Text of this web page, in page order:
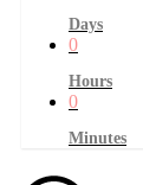
Days
0
Hours
0
Minutes